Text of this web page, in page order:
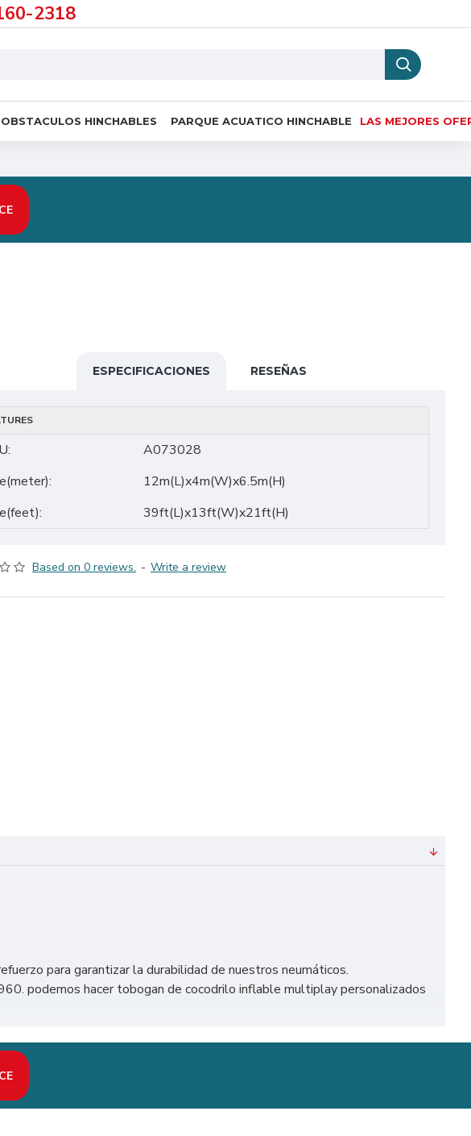
2318
HINCHABLES PARQUE ACUATICO HINCHABLE LAS MEJORES
ESPECIFICACIONES RESEÑAS
A073028
12m(L)x4m(W)x6.5m(H)
39ft(L)x13ft(W)x21ft(H)
Based on 0 reviews. - Write a review
para garantizar la durabilidad de nuestros neumáticos.
podemos hacer tobogan de cocodrilo inflable multiplay personalizados
etc. Particularmente en España, como Madrid, Barcelona, Valencia,
de alquiler Castillo Hinchable.